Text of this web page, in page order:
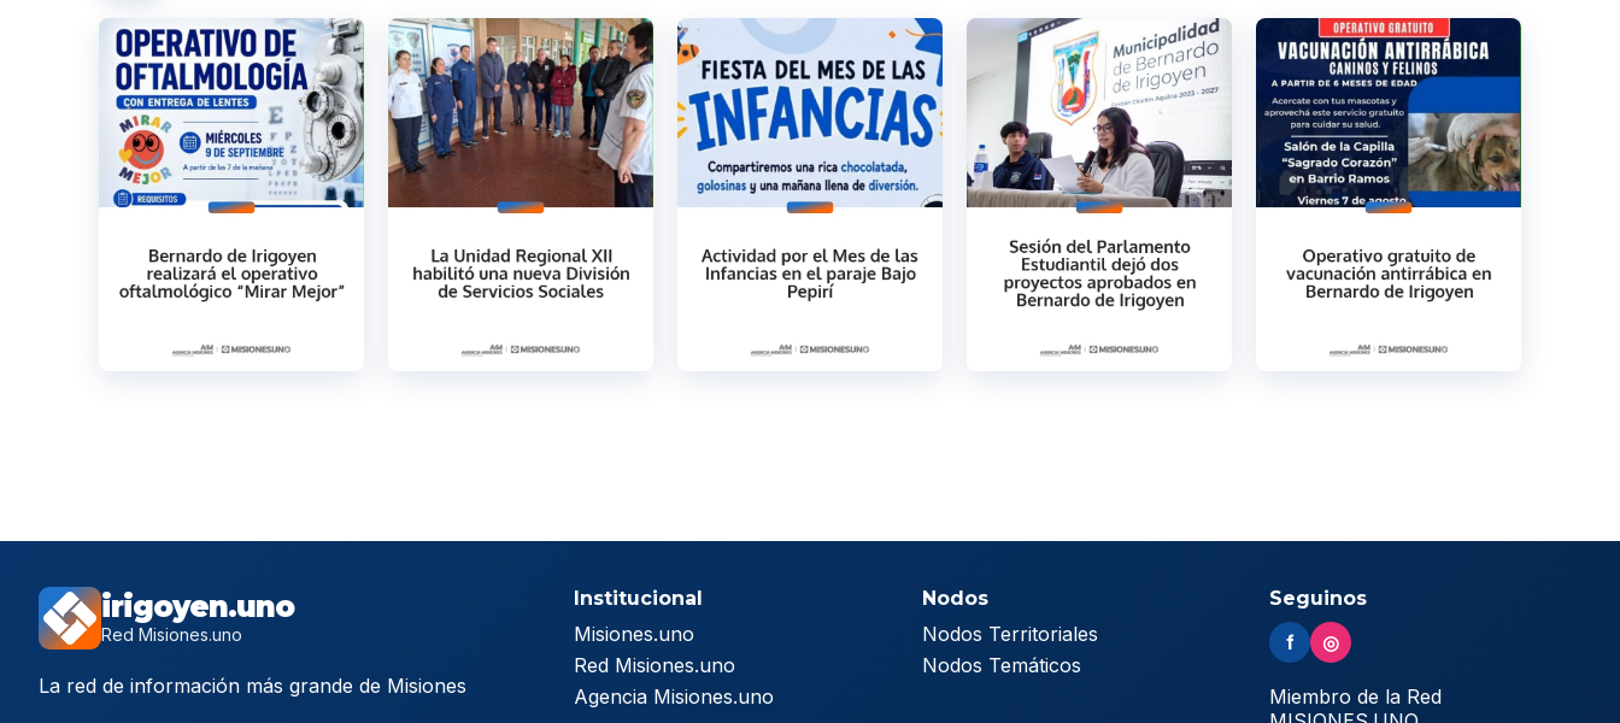
irigoyen.uno
Red Misiones.uno
La red de información más grande de Misiones
Institucional
Misiones.uno
Red Misiones.uno
Agencia Misiones.uno
Nodos
Nodos Territoriales
Nodos Temáticos
Seguinos
f ◎
Miembro de la Red